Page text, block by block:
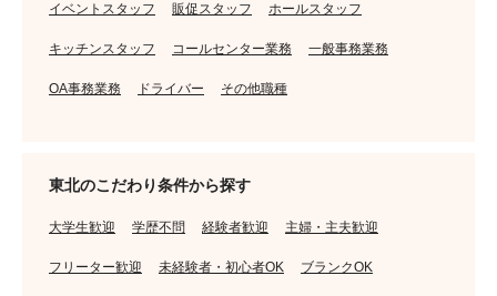
イベントスタッフ 販促スタッフ ホールスタッフ
キッチンスタッフ コールセンター業務 一般事務業務
OA事務業務 ドライバー その他職種
東北のこだわり条件から探す
大学生歓迎 学歴不問 経験者歓迎 主婦・主夫歓迎
フリーター歓迎 未経験者・初心者OK ブランクOK